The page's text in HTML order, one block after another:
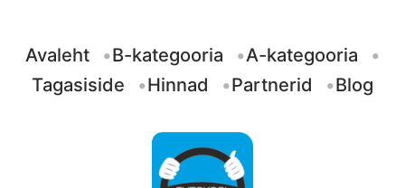
Avaleht B-kategooria
A-kategooria
Tagasiside
Hinnad Partnerid Blog